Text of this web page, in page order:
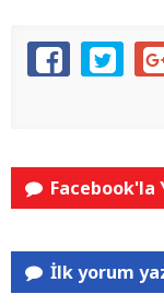
Facebook'la
İlk yorum